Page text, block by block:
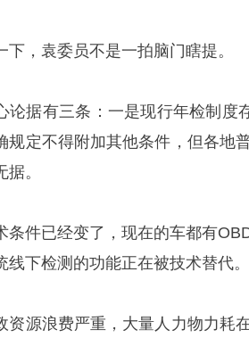
下，袁委员不是一拍脑门瞎提。
论据有三条：一是现行年检制
规定不得附加其他条件，但各地
。
条件已经变了，现在的车都有
线下检测的功能正在被技术替代。
资源浪费严重，大量人力物力耗